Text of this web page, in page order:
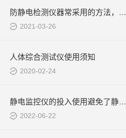
防静电检测仪器常采用的方法，您都知道吗
2021-03-26
人体综合测试仪使用须知
2020-02-24
静电监控仪的投入使用避免了静电积聚的烦恼
2022-06-22